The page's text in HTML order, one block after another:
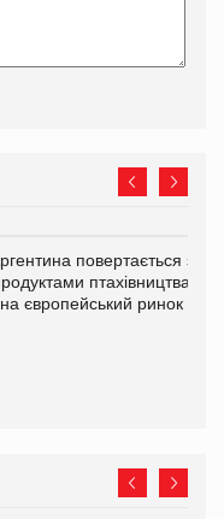
повертається з
птахівництва
на європейський ринок